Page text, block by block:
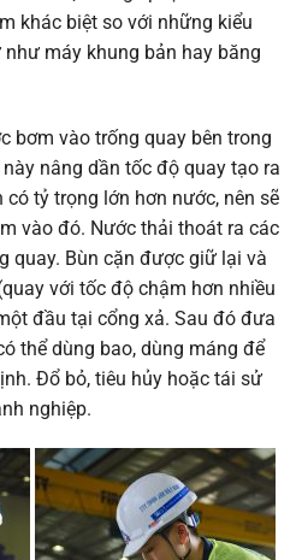
khác biệt so với những kiểu
máy khung bản hay băng
bơm vào trống quay bên trong
nâng dần tốc độ quay tạo ra
tỷ trọng lớn hơn nước, nên sẽ
vào đó. Nước thải thoát ra các
quay. Bùn cặn được giữ lại và
với tốc độ chậm hơn nhiều
đầu tại cổng xả. Sau đó đưa
thể dùng bao, dùng máng để
Đổ bỏ, tiêu hủy hoặc tái sử
nghiệp.